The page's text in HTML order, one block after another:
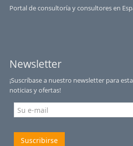
Portal de consultoría y consultores en
Newsletter
¡Suscríbase a nuestro newsletter para
noticias y ofertas!
Suscribirse